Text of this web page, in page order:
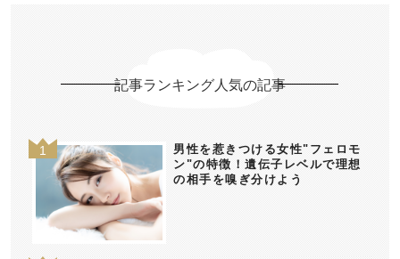
記事ランキング人気の記事
男性を惹きつける女性"フェロモ
ン"の特徴！遺伝子レベルで理想
の相手を嗅ぎ分けよう